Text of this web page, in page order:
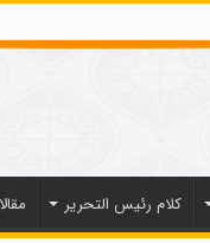
كلام رئيس التحرير